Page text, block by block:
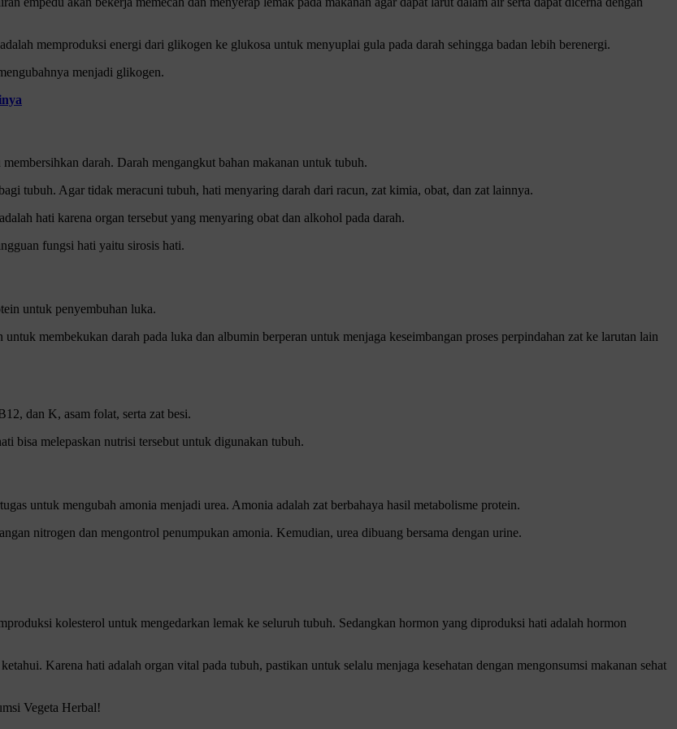
memproduksi energi dari glikogen ke glukosa untuk menyuplai gula pada darah sehingga badan lebih berenergi.
menjadi glikogen.
darah. Darah mengangkut bahan makanan untuk tubuh.
tubuh. Agar tidak meracuni tubuh, hati menyaring darah dari racun, zat kimia, obat, dan zat lainnya.
hati karena organ tersebut yang menyaring obat dan alkohol pada darah.
fungsi hati yaitu sirosis hati.
untuk penyembuhan luka.
membekukan darah pada luka dan albumin berperan untuk menjaga keseimbangan proses perpindahan zat ke larutan lain
dan K, asam folat, serta zat besi.
bisa melepaskan nutrisi tersebut untuk digunakan tubuh.
untuk mengubah amonia menjadi urea. Amonia adalah zat berbahaya hasil metabolisme protein.
nitrogen dan mengontrol penumpukan amonia. Kemudian, urea dibuang bersama dengan urine.
kolesterol untuk mengedarkan lemak ke seluruh tubuh. Sedangkan hormon yang diproduksi hati adalah hormon
Karena hati adalah organ vital pada tubuh, pastikan untuk selalu menjaga kesehatan dengan mengonsumsi makanan sehat
Vegeta Herbal!